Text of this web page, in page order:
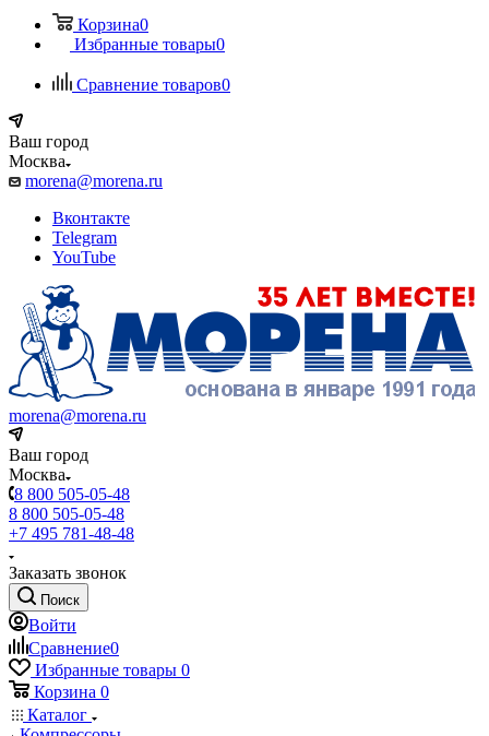
Корзина0
Избранные товары0
Сравнение товаров0
Ваш город
Москва
morena@morena.ru
Вконтакте
Telegram
YouTube
morena@morena.ru
Ваш город
Москва
8 800 505-05-48
8 800 505-05-48
+7 495 781-48-48
Заказать звонок
Поиск
Войти
Сравнение0
Избранные товары 0
Корзина 0
Каталог